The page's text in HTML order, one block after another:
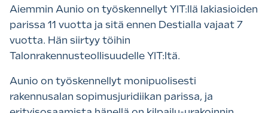
Aiemmin Aunio on työskennellyt YIT:llä lakiasioiden
parissa 11 vuotta ja sitä ennen Destialla vajaat 7
vuotta. Hän siirtyy töihin
Talonrakennusteollisuudelle YIT:ltä.
Aunio on työskennellyt monipuolisesti
rakennusalan sopimusjuridiikan parissa, ja